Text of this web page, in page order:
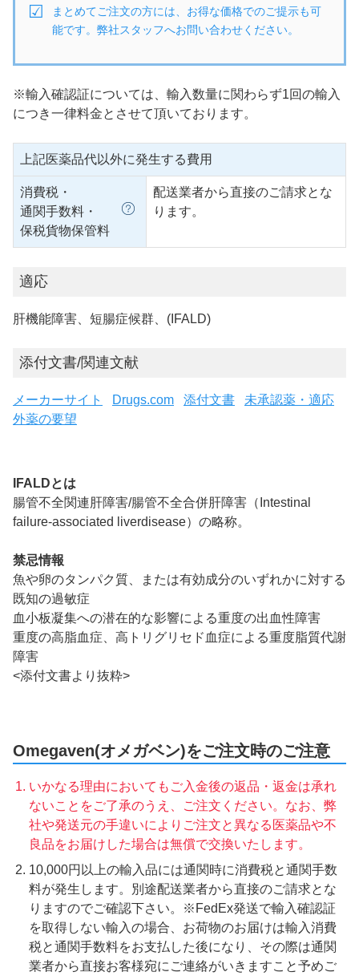
まとめてご注文の方には、お得な価格でのご提示も可
能です。弊社スタッフへお問い合わせください。
※輸入確認証については、輸入数量に関わらず1回の輸入
につき一律料金とさせて頂いております。
上記医薬品代以外に発生する費用
消費税・
通関手数料・
保税貨物保管料
配送業者から直接のご請求とな
ります。
適応
肝機能障害、短腸症候群、(IFALD)
添付文書/関連文献
メーカーサイト Drugs.com 添付文書
未承認薬・適応
外薬の要望
IFALDとは
腸管不全関連肝障害/腸管不全合併肝障害（Intestinal
failure-associated liverdisease）の略称。
禁忌情報
魚や卵のタンパク質、または有効成分のいずれかに対する
既知の過敏症
血小板凝集への潜在的な影響による重度の出血性障害
重度の高脂血症、高トリグリセド血症による重度脂質代謝
障害
<添付文書より抜粋>
Omegaven(オメガベン)をご注文時のご注意
いかなる理由においてもご入金後の返品・返金は承れ
ないことをご了承のうえ、ご注文ください。なお、弊
社や発送元の手違いによりご注文と異なる医薬品や不
良品をお届けした場合は無償で交換いたします。
10,000円以上の輸入品には通関時に消費税と通関手数
料が発生します。別途配送業者から直接のご請求とな
りますのでご確認下さい。※FedEx発送で輸入確認証
を取得しない輸入の場合、お荷物のお届けは輸入消費
税と通関手数料をお支払した後になり、その際は通関
業者から直接お客様宛にご連絡がいきますこと予めご